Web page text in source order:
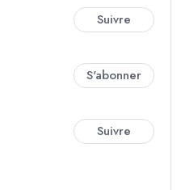
Suivre
S'abonner
Suivre